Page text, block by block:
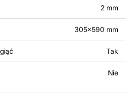
obrazów lub logo Twojej firmy
indywidualnego projektu
skontaktuj się z nami.
pytania lub potrzebujesz
z nami w dowolnym momencie –
2 mm
305x590 mm
Tak
Nie